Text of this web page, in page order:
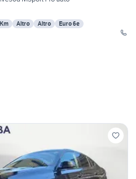
Altro Altro
Euro 6e